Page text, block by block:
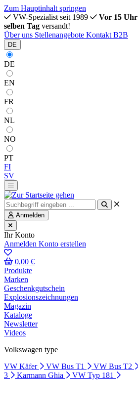
Zum Hauptinhalt springen
VW-Spezialist seit 1989
Vor 15 Uhr
selben Tag versandt!
Über uns Stellenangebote Kontakt B2B
DE
DE
EN
FR
NL
NO
PT
FI
SV
Anmelden
Ihr Konto
Anmelden Konto erstellen
0,00 €
Produkte
Marken
Geschenkgutschein
Explosionszeichnungen
Magazin
Kataloge
Newsletter
Videos
Volkswagen type
VW Käfer
VW Bus T1 VW Bus T2
3
Karmann Ghia VW Typ 181